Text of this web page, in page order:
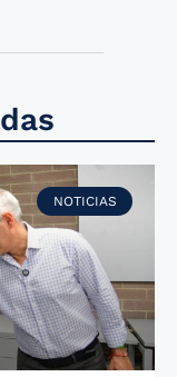
NOTICIAS